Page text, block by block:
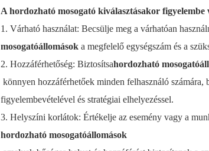
A hordozható mosogató kiválasztásakor figyelembe
1. Várható használat: Becsülje meg a várhatóan
mosogatóállomások a megfelelő egységszám és a
2. Hozzáférhetőség: Biztosítsahordozható
könnyen hozzáférhetőek minden felhasználó
figyelembevételével és stratégiai elhelyezéssel.
3.Helyszíni korlátok: Értékelje az esemény vagy a
hordozható mosogatóállomások